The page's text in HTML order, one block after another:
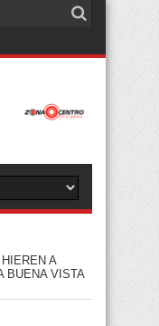
HIEREN A
BUENA VISTA